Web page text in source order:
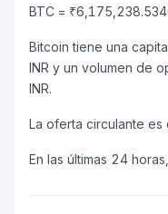
BTC =
Bitcoin tiene una
INR y un volumen de
INR.
La oferta circulante es
En las últimas 24